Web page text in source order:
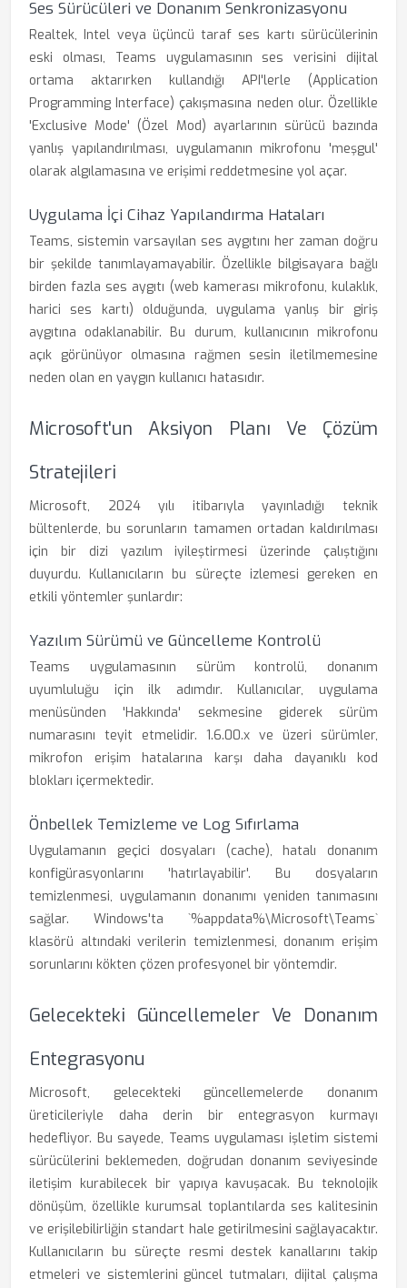
Ses Sürücüleri ve Donanım Senkronizasyonu
Realtek, Intel veya üçüncü taraf ses kartı sürücülerinin
eski olması, Teams uygulamasının ses verisini dijital
ortama aktarırken kullandığı API'lerle (Application
Programming Interface) çakışmasına neden olur. Özellikle
'Exclusive Mode' (Özel Mod) ayarlarının sürücü bazında
yanlış yapılandırılması, uygulamanın mikrofonu 'meşgul'
olarak algılamasına ve erişimi reddetmesine yol açar.
Uygulama İçi Cihaz Yapılandırma Hataları
Teams, sistemin varsayılan ses aygıtını her zaman doğru
bir şekilde tanımlayamayabilir. Özellikle bilgisayara bağlı
birden fazla ses aygıtı (web kamerası mikrofonu, kulaklık,
harici ses kartı) olduğunda, uygulama yanlış bir giriş
aygıtına odaklanabilir. Bu durum, kullanıcının mikrofonu
açık görünüyor olmasına rağmen sesin iletilmemesine
neden olan en yaygın kullanıcı hatasıdır.
Microsoft'un Aksiyon Planı Ve Çözüm
Stratejileri
Microsoft, 2024 yılı itibarıyla yayınladığı teknik
bültenlerde, bu sorunların tamamen ortadan kaldırılması
için bir dizi yazılım iyileştirmesi üzerinde çalıştığını
duyurdu. Kullanıcıların bu süreçte izlemesi gereken en
etkili yöntemler şunlardır:
Yazılım Sürümü ve Güncelleme Kontrolü
Teams uygulamasının sürüm kontrolü, donanım
uyumluluğu için ilk adımdır. Kullanıcılar, uygulama
menüsünden 'Hakkında' sekmesine giderek sürüm
numarasını teyit etmelidir. 1.6.00.x ve üzeri sürümler,
mikrofon erişim hatalarına karşı daha dayanıklı kod
blokları içermektedir.
Önbellek Temizleme ve Log Sıfırlama
Uygulamanın geçici dosyaları (cache), hatalı donanım
konfigürasyonlarını 'hatırlayabilir'. Bu dosyaların
temizlenmesi, uygulamanın donanımı yeniden tanımasını
sağlar. Windows'ta `%appdata%\Microsoft\Teams`
klasörü altındaki verilerin temizlenmesi, donanım erişim
sorunlarını kökten çözen profesyonel bir yöntemdir.
Gelecekteki Güncellemeler Ve Donanım
Entegrasyonu
Microsoft, gelecekteki güncellemelerde donanım
üreticileriyle daha derin bir entegrasyon kurmayı
hedefliyor. Bu sayede, Teams uygulaması işletim sistemi
sürücülerini beklemeden, doğrudan donanım seviyesinde
iletişim kurabilecek bir yapıya kavuşacak. Bu teknolojik
dönüşüm, özellikle kurumsal toplantılarda ses kalitesinin
ve erişilebilirliğin standart hale getirilmesini sağlayacaktır.
Kullanıcıların bu süreçte resmi destek kanallarını takip
etmeleri ve sistemlerini güncel tutmaları, dijital çalışma